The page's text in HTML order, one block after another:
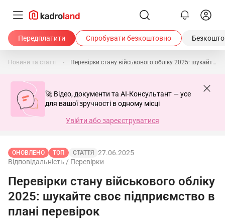
Передплатити Спробувати безкоштовно
Новини та статті Перевірки стану військового обліку 2025: шукайте своє підприємство в плані перевірок
🚀 Відео, документи та AI-Консультант — усе
для вашої зручності в одному місці
Увійти або зареєструватися
ОНОВЛЕНО ТОП СТАТТЯ
Відповідальність / Перевірки
27.06.2025
Перевірки стану військового обліку
2025: шукайте своє підприємство в
плані перевірок